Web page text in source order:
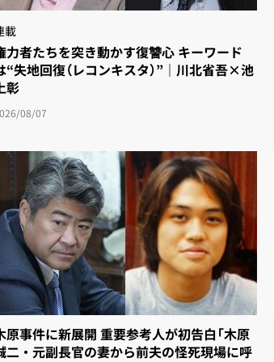
載
力者たちを突き動かす復讐心 キーワード
“失地回復（レコンキスタ）”｜川北省吾×池
彰
08/07
原事件に新展開 重要参考人が初告白「木原
二・元副長官の妻から前夫の怪死現場に呼